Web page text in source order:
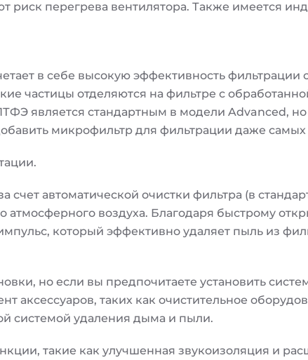
риск перегрева вентилятора. Также имеется
в себе высокую эффективность
частицы отделяются на фильтре с
является стандартным в модели Advanced,
микрофильтр для фильтрации даже самых
автоматической очистки фильтра (в
воздуха. Благодаря быстрому
который эффективно удаляет пыль из
но если вы предпочитаете установить
аксессуаров, таких как очистительное
системой удаления дыма и пыли.
такие как улучшенная звукоизоляция и